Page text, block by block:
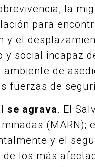
la
para
y el
y social incapaz
ambiente de
fuerzas de
se agrava. El
(MARN);
y el
de los más